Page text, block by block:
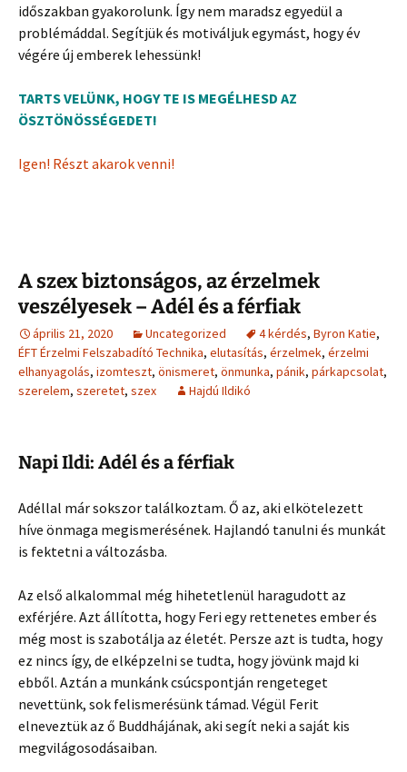
időszakban gyakorolunk. Így nem maradsz egyedül a
problémáddal. Segítjük és motiváljuk egymást, hogy év
végére új emberek lehessünk!
TARTS VELÜNK, HOGY TE IS MEGÉLHESD AZ
ÖSZTÖNÖSSÉGEDET!
Igen! Részt akarok venni!
A szex biztonságos, az érzelmek
veszélyesek – Adél és a férfiak
április 21, 2020 Uncategorized 4 kérdés, Byron Katie,
ÉFT Érzelmi Felszabadító Technika, elutasítás, érzelmek, érzelmi
elhanyagolás, izomteszt, önismeret, önmunka, pánik, párkapcsolat,
szerelem, szeretet, szex Hajdú Ildikó
Napi Ildi: Adél és a férfiak
Adéllal már sokszor találkoztam. Ő az, aki elkötelezett
híve önmaga megismerésének. Hajlandó tanulni és munkát
is fektetni a változásba.
Az első alkalommal még hihetetlenül haragudott az
exférjére. Azt állította, hogy Feri egy rettenetes ember és
még most is szabotálja az életét. Persze azt is tudta, hogy
ez nincs így, de elképzelni se tudta, hogy jövünk majd ki
ebből. Aztán a munkánk csúcspontján rengeteget
nevettünk, sok felismerésünk támad. Végül Ferit
elneveztük az ő Buddhájának, aki segít neki a saját kis
megvilágosodásaiban.